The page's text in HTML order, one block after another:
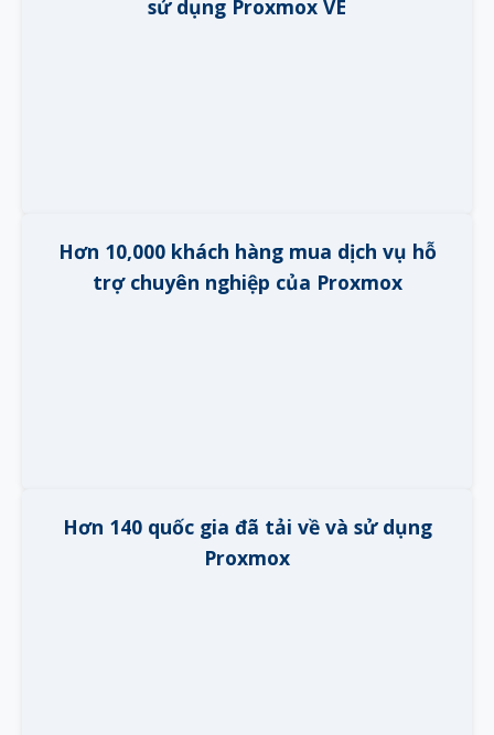
sử dụng Proxmox VE
Hơn 10,000 khách hàng mua dịch vụ hỗ
trợ chuyên nghiệp của Proxmox
Hơn 140 quốc gia đã tải về và sử dụng
Proxmox